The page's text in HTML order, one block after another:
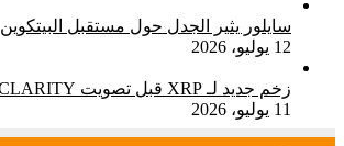
سايلور يثير الجدل حول مستقبل البيتكوين
12 يوليو، 2026
زخم جديد لـ XRP قبل تصويت CLARITY
11 يوليو، 2026